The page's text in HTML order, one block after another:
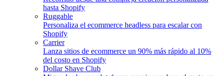
hasta Shopify
Ruggable
Personaliza el ecommerce headless para escalar con
Shopify
Carrier
Lanza sitios de ecommerce un 90% más rápido al 10%
del costo en Shopify
Dollar Shave Club